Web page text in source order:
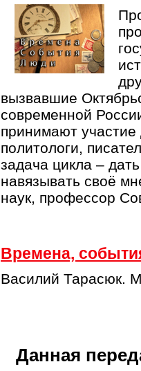
вызвавшие
современной
принимают участие
политологи,
задача цикла –
навязывать своё
наук, профессор
Времена,
Василий Тарасюк.
Данная